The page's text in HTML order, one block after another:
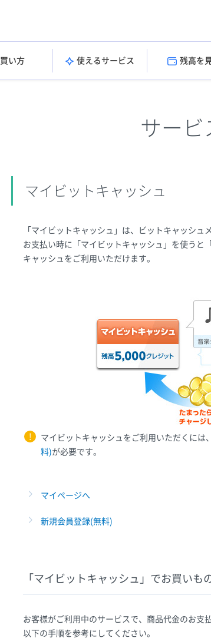
買い方 使えるサービス 残高を
サービ
マイビットキャッシュ
「マイビットキャッシュ」は、ビットキャッシュ
お支払い時に「マイビットキャッシュ」を使うと
キャッシュをご利用いただけます。
マイビットキャッシュをご利用いただくには
料)が必要です。
マイページへ
新規会員登録(無料)
「マイビットキャッシュ」でお買いも
お客様がご利用中のサービスで、商品代金のお支
以下の手順を参考にしてください。